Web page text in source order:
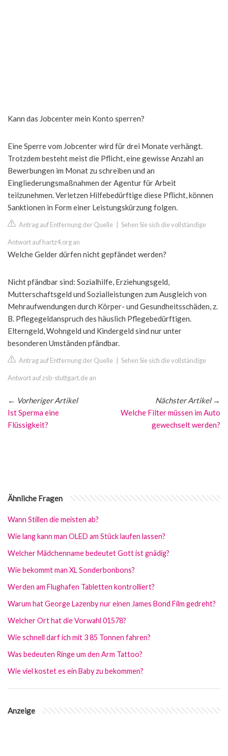
Kann das Jobcenter mein Konto sperren?
Eine Sperre vom Jobcenter wird für drei Monate verhängt.
Trotzdem besteht meist die Pflicht, eine gewisse Anzahl an
Bewerbungen im Monat zu schreiben und an
Eingliederungsmaßnahmen der Agentur für Arbeit
teilzunehmen. Verletzen Hilfebedürftige diese Pflicht, können
Sanktionen in Form einer Leistungskürzung folgen.
Antrag auf Entfernung der Quelle Sehen Sie sich die vollständige
Antwort auf hartz4.org an
Welche Gelder dürfen nicht gepfändet werden?
Nicht pfändbar sind: Sozialhilfe, Erziehungsgeld,
Mutterschaftsgeld und Sozialleistungen zum Ausgleich von
Mehraufwendungen durch Körper- und Gesundheitsschäden, z.
B. Pflegegeldanspruch des häuslich Pflegebedürftigen.
Elterngeld, Wohngeld und Kindergeld sind nur unter
besonderen Umständen pfändbar.
Antrag auf Entfernung der Quelle Sehen Sie sich die vollständige
Antwort auf zsb-stuttgart.de an
← Vorheriger Artikel
Ist Sperma eine
Flüssigkeit?
Nächster Artikel→
Welche Filter müssen im Auto
gewechselt werden?
Ähnliche Fragen
Wann Stillen die meisten ab?
Wie lang kann man OLED am Stück laufen lassen?
Welcher Mädchenname bedeutet Gott ist gnädig?
Wie bekommt man XL Sonderbonbons?
Werden am Flughafen Tabletten kontrolliert?
Warum hat George Lazenby nur einen James Bond Film gedreht?
Welcher Ort hat die Vorwahl 01578?
Wie schnell darf ich mit 3 85 Tonnen fahren?
Was bedeuten Ringe um den Arm Tattoo?
Wie viel kostet es ein Baby zu bekommen?
Anzeige